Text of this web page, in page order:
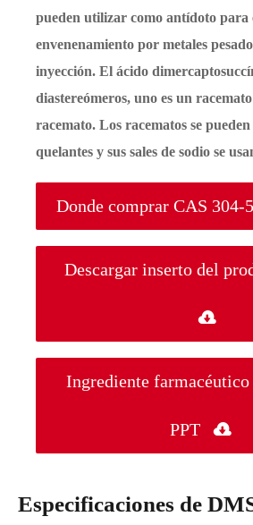
pueden utilizar como antídoto para
envenenamiento por metales
inyección. El ácido
diastereómeros, uno es un
racemato. Los racematos se
quelantes y sus sales de sodio se
Donde comprar CAS 304-
Descargar inserto del

Ingrediente
PPT 
Especificaciones de